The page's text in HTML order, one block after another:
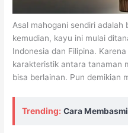
Asal mahogani sendiri adalah
kemudian, kayu ini mulai
Indonesia dan Filipina.
karakteristik antara tanaman
bisa berlainan. Pun demikian
Trending: Cara